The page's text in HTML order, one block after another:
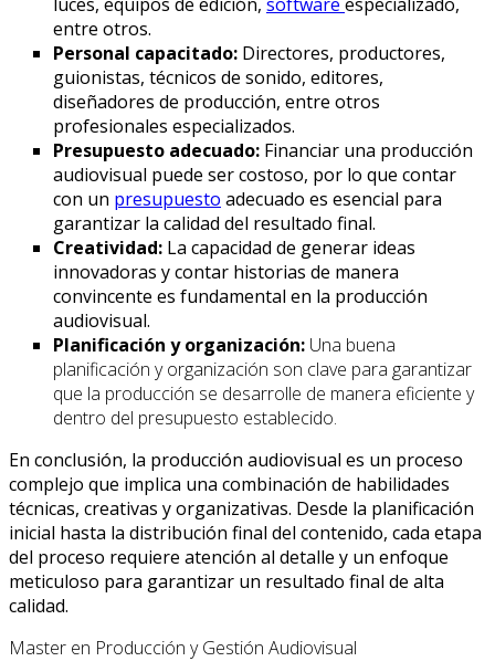
entre otros.
Personal capacitado: Directores, productores,
guionistas, técnicos de sonido, editores,
diseñadores de producción, entre otros
profesionales especializados.
Presupuesto adecuado: Financiar una producción
audiovisual puede ser costoso, por lo que contar
con un presupuesto adecuado es esencial para
garantizar la calidad del resultado final.
Creatividad: La capacidad de generar ideas
innovadoras y contar historias de manera
convincente es fundamental en la producción
audiovisual.
Planificación y organización: Una buena
planificación y organización son clave para garantizar
que la producción se desarrolle de manera eficiente y
dentro del presupuesto establecido.
En conclusión, la producción audiovisual es un proceso
complejo que implica una combinación de habilidades
técnicas, creativas y organizativas. Desde la planificación
inicial hasta la distribución final del contenido, cada etapa
del proceso requiere atención al detalle y un enfoque
meticuloso para garantizar un resultado final de alta
calidad.
Master en Producción y Gestión Audiovisual